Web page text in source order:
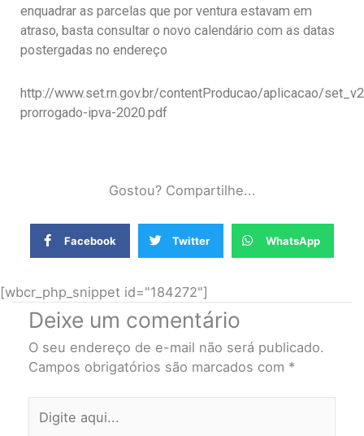
enquadrar as parcelas que por ventura estavam em
atraso, basta consultar o novo calendário com as datas
postergadas no endereço
http://www.set.rn.gov.br/contentProducao/aplicacao/
prorrogado-ipva-2020.pdf
Gostou? Compartilhe...
Facebook Twitter WhatsApp
[wbcr_php_snippet id="184272"]
Deixe um comentário
O seu endereço de e-mail não será publicado.
Campos obrigatórios são marcados com *
aqui...